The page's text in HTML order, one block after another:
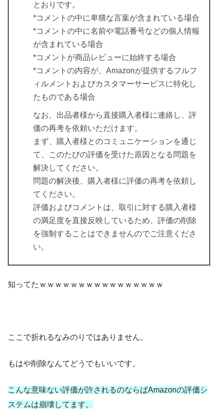
とおりです。
*コメントの中に卑猥な言葉が含まれている場合
*コメントの中に名前や電話番号などの個人情報
が含まれている場合
*コメントが商品レビューに始終する場合
*コメントの内容が、Amazonが提供するフルフ
ィルメントおよびカスタマーサービスに特化し
たものである場合
なお、出品者様から直接購入者様に連絡し、評
価の再考を依頼いただけます。
まず、購入者様とのコミュニケーションを通じ
て、このたびの評価を受けた原因となる問題を
解決してください。
問題の解決後、購入者様に評価の再考を依頼し
てください。
評価およびコメントは、取引に対する購入者様
の満足度を直接反映しているため、評価の削除
を強制することはできませんのでご注意くださ
い。
知ってたｗｗｗｗｗｗｗｗｗｗｗｗｗｗｗｗ
ここで折れるなみのりではありません。
もはや削除なんてどうでもいいです。
こんな意味ない評価が許されるのならばAmazonの評価シ
ステムは崩壊してます。